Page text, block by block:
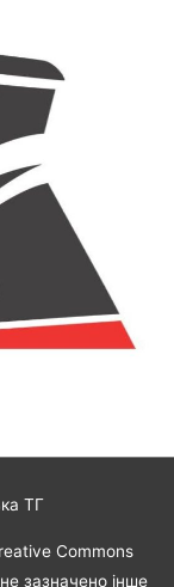
ТГ
Commons
зазначено інше